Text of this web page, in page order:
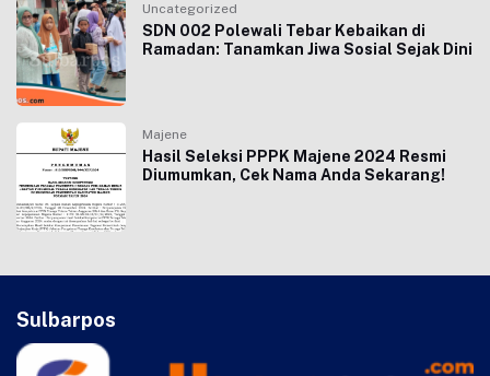
Uncategorized
SDN 002 Polewali Tebar Kebaikan di
Ramadan: Tanamkan Jiwa Sosial Sejak Dini
Majene
Hasil Seleksi PPPK Majene 2024 Resmi
Diumumkan, Cek Nama Anda Sekarang!
Sulbarpos